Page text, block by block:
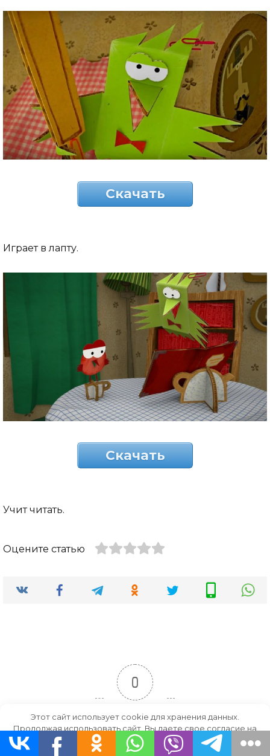
Скачать
Играет в лапту.
Скачать
Учит читать.
Оцените статью
0
Этот сайт использует cookie для хранения данных.
Продолжая использовать сайт, Вы даете свое согласие на
работу с этими файлами.
OK